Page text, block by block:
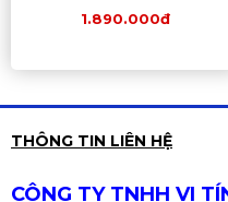
1.890.000đ
THÔNG TIN LIÊN HỆ
CÔNG TY TNHH VI